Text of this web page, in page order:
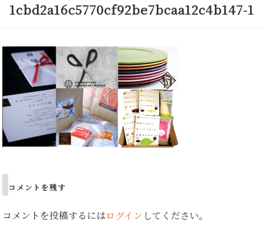
1cbd2a16c5770cf92be7bcaa12c4b147-1
コメントを残す
コメントを投稿するにはログイン してください。